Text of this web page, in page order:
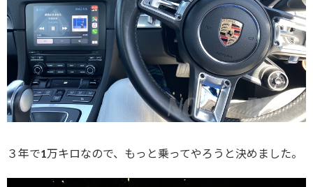
３年で1万キロなので、もっと乗ってやろうと決めました。